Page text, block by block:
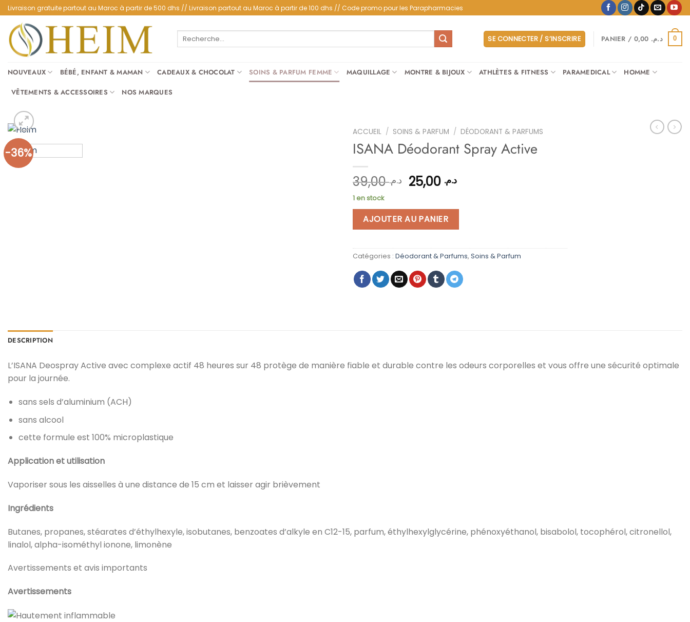
Passer
au
contenu
Livraison gratuite partout au Maroc à partir de 500 dhs // Livraison partout au Maroc à partir de 100 dhs // Code promo pour les Parapharmacies
Recherche
SE CONNECTER / S’INSCRIRE PANIER / د.م. 0
NOUVEAUX BÉBÉ, ENFANT & MAMAN CADEAUX & CHOCOLAT SOINS & PARFUM FEMME MAQUILLAGE MONTRE & BIJOUX ATHLÈTES & FITNESS PARAMEDICAL HOMME
VÊTEMENTS & ACCESSOIRES NOS MARQUES
-36%
ACCUEIL / SOINS & PARFUM / DÉODORANT & PARFUMS
ISANA Déodorant Spray Active
د.م.39,00 Le
prix
initial
était :
د.م.Le
actuel
1 en stock
AJOUTER AU PANIER
Catégories : Déodorant & Parfums, Soins & Parfum
DESCRIPTION
L’ISANA Deospray Active avec complexe actif 48 heures sur 48 protège de manière fiable et durable contre les odeurs corporelles et vous offre une sécurité optimale
pour la journée.
sans sels d’aluminium (ACH)
sans alcool
cette formule est 100% microplastique
Application et utilisation
Vaporiser sous les aisselles à une distance de 15 cm et laisser agir brièvement
Ingrédients
Butanes, propanes, stéarates d’éthylhexyle, isobutanes, benzoates d’alkyle en C12-15, parfum, éthylhexylglycérine, phénoxyéthanol, bisabolol, tocophérol, citronellol,
linalol, alpha-isométhyl ionone, limonène
Avertissements et avis importants
Avertissements